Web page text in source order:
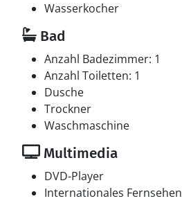
Wasserkocher
Bad
Anzahl Badezimmer: 1
Anzahl Toiletten: 1
Dusche
Trockner
Waschmaschine
Multimedia
DVD-Player
Internationales Fernsehen